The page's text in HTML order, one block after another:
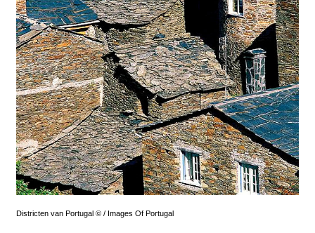
Districten van Portugal © / Images Of Portugal